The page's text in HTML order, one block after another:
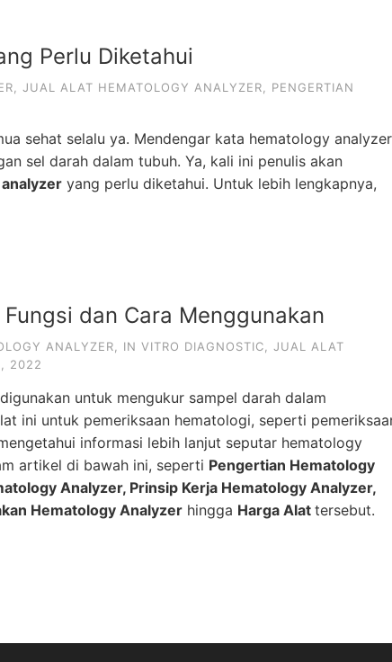
Perlu Diketahui
JUAL ALAT HEMATOLOGY ANALYZER
PENGERTIAN
sehat selalu ya. Mendengar kata hematology
sel darah dalam tubuh. Ya, kali ini penulis akan
yang perlu diketahui. Untuk lebih lengkapnya,
dan Cara Menggunakan
ANALYZER IN VITRO DIAGNOSTIC
JUAL ALAT
2022
untuk mengukur sampel darah dalam
ini untuk pemeriksaan hematologi, seperti
informasi lebih lanjut seputar hematology
artikel di bawah ini, seperti Pengertian Hematology
Analyzer, Prinsip Kerja Hematology Analyzer,
Hematology Analyzer hingga Harga Alat tersebut.